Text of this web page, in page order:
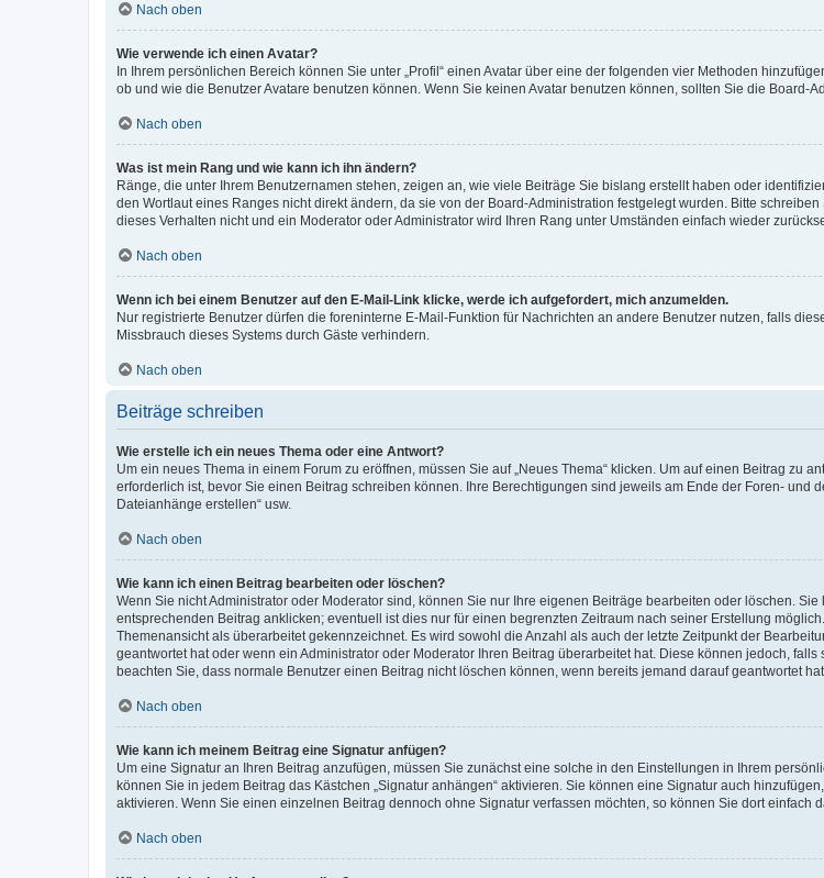
Nach oben
Wie verwende ich einen Avatar?
In Ihrem persönlichen Bereich können Sie unter „Profil“ einen Avatar über eine der folgenden vier Methoden
ob und wie die Benutzer Avatare benutzen können. Wenn Sie keinen Avatar benutzen können, sollten Sie die Board-
Nach oben
Was ist mein Rang und wie kann ich ihn ändern?
Ränge, die unter Ihrem Benutzernamen stehen, zeigen an, wie viele Beiträge Sie bislang erstellt haben oder
den Wortlaut eines Ranges nicht direkt ändern, da sie von der Board-Administration festgelegt wurden. Bitte
dieses Verhalten nicht und ein Moderator oder Administrator wird Ihren Rang unter Umständen einfach wieder
Nach oben
Wenn ich bei einem Benutzer auf den E-Mail-Link klicke, werde ich aufgefordert, mich anzumelden.
Nur registrierte Benutzer dürfen die foreninterne E-Mail-Funktion für Nachrichten an andere Benutzer nutzen, falls
Missbrauch dieses Systems durch Gäste verhindern.
Nach oben
Beiträge schreiben
Wie erstelle ich ein neues Thema oder eine Antwort?
Um ein neues Thema in einem Forum zu eröffnen, müssen Sie auf „Neues Thema“ klicken. Um auf einen Beitrag zu
erforderlich ist, bevor Sie einen Beitrag schreiben können. Ihre Berechtigungen sind jeweils am Ende der Foren- und
Dateianhänge erstellen“ usw.
Nach oben
Wie kann ich einen Beitrag bearbeiten oder löschen?
Wenn Sie nicht Administrator oder Moderator sind, können Sie nur Ihre eigenen Beiträge bearbeiten oder löschen.
entsprechenden Beitrag anklicken; eventuell ist dies nur für einen begrenzten Zeitraum nach seiner Erstellung
Themenansicht als überarbeitet gekennzeichnet. Es wird sowohl die Anzahl als auch der letzte Zeitpunkt der
geantwortet hat oder wenn ein Administrator oder Moderator Ihren Beitrag überarbeitet hat. Diese können jedoch,
beachten Sie, dass normale Benutzer einen Beitrag nicht löschen können, wenn bereits jemand darauf geantwortet hat.
Nach oben
Wie kann ich meinem Beitrag eine Signatur anfügen?
Um eine Signatur an Ihren Beitrag anzufügen, müssen Sie zunächst eine solche in den Einstellungen in Ihrem
können Sie in jedem Beitrag das Kästchen „Signatur anhängen“ aktivieren. Sie können eine Signatur auch
aktivieren. Wenn Sie einen einzelnen Beitrag dennoch ohne Signatur verfassen möchten, so können Sie dort einfach
Nach oben